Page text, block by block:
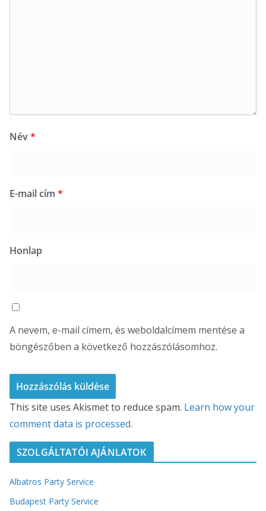
Név*
E-mail cím *
Honlap
A nevem, e-mail címem, és weboldalcímem mentése a
böngészőben a következő hozzászólásomhoz.
This site uses Akismet to reduce spam. Learn how your
comment data is processed.
SZOLGÁLTATÓI AJÁNLATOK
Albatros Party Service
Budapest Party Service